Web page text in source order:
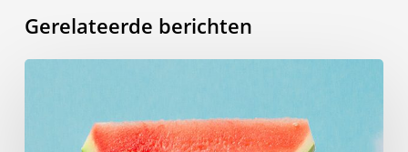
Gerelateerde berichten